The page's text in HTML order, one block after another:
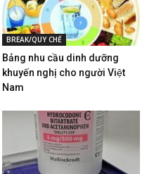
BREAK/QUY CHẾ
Bảng nhu cầu dinh dưỡng
khuyến nghị cho người Việt
Nam